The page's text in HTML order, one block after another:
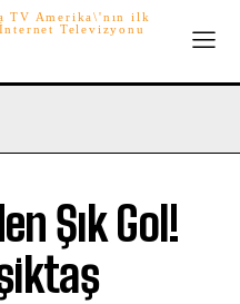
TV Amerika\'nın ilk
Televizyonu
Şık Gol!